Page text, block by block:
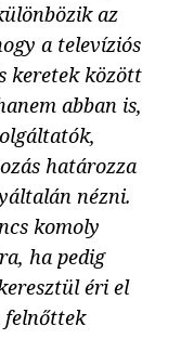
az
a televíziós
keretek között
abban is,
határozza
nézni.
komoly
ha pedig
éri el
felnőttek